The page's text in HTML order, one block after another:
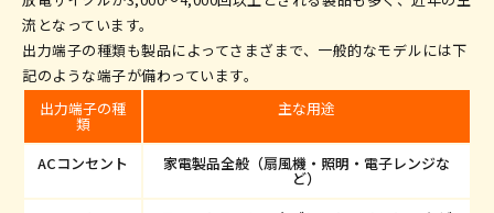
流となっています。
出力端子の種類も製品によってさまざまで、一般的なモデルには下
記のような端子が備わっています。
出力端子の種
類
主な用途
ACコンセント 家電製品全般（扇風機・照明・電子レンジな
ど）